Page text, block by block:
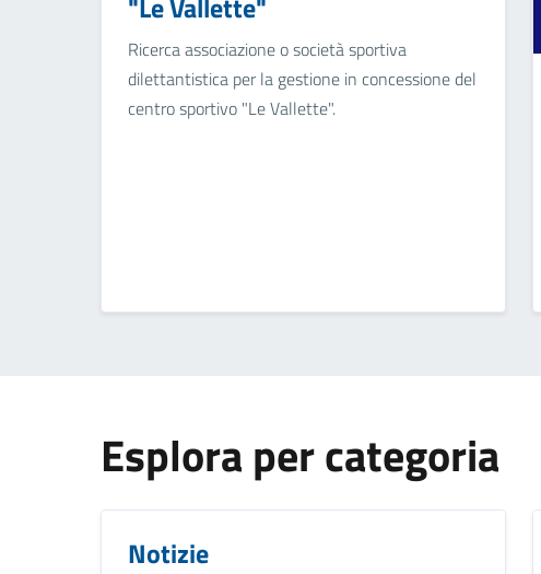
Ricerca associazione o società sportiva
dilettantistica per la gestione in concessione del
centro sportivo "Le Vallette".
Esplora per categoria
Notizie